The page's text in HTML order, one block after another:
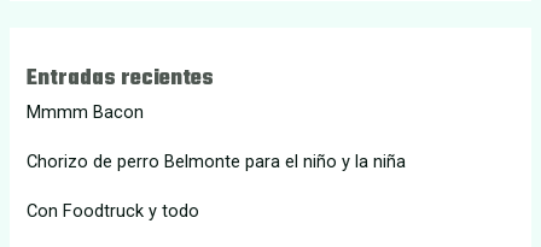
Entradas recientes
Mmmm Bacon
Chorizo de perro Belmonte para el niño y la niña
Con Foodtruck y todo